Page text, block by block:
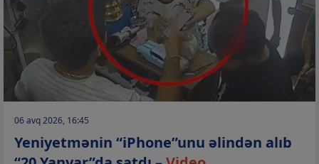
06 avq 2026, 16:45
Yeniyetmənin “iPhone”unu əlindən alıb